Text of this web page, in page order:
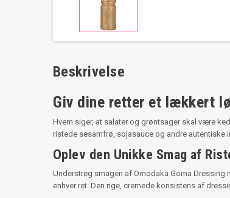
Beskrivelse
Giv dine retter et lækkert
Hvem siger, at salater og grøntsager skal være
ristede sesamfrø, sojasauce og andre
Oplev den Unikke Smag af
Understreg smagen af Omodaka Goma
enhver ret. Den rige, cremede konsistens af